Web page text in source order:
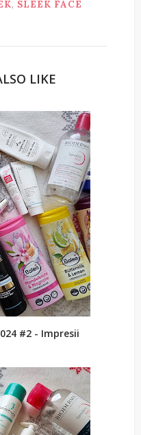
, SLEEK FACE
LIKE
#2 - Impresii